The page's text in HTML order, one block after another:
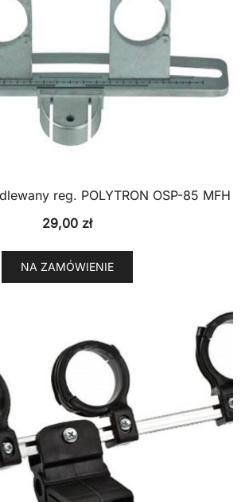
reg. POLYTRON OSP-85 MFH
29,00 zł
NA ZAMÓWIENIE